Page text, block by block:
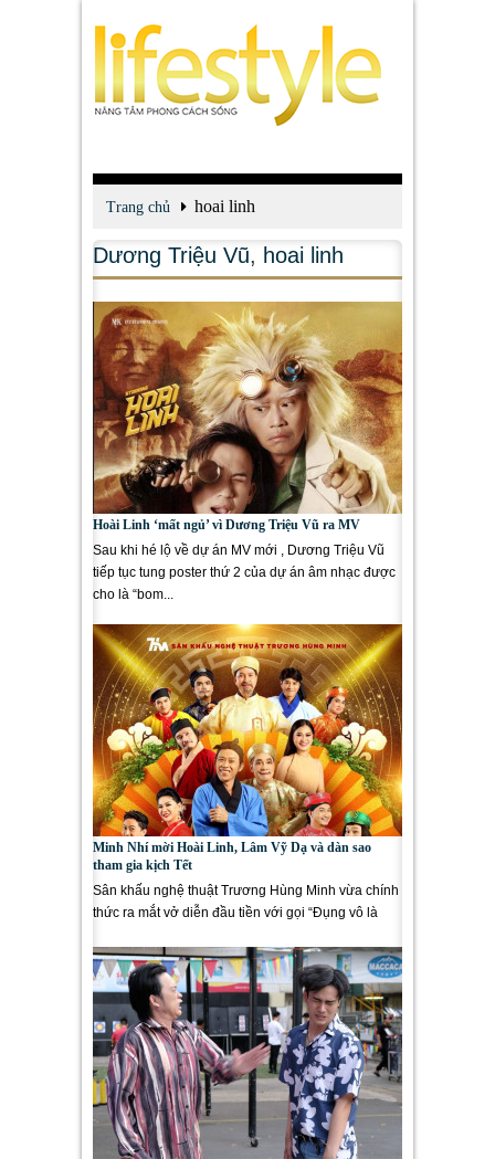
Trang chủ hoai linh
Dương Triệu Vũ, hoai linh
Hoài Linh ‘mất ngủ’ vì Dương Triệu Vũ ra MV
Sau khi hé lộ về dự án MV mới , Dương Triệu Vũ
tiếp tục tung poster thứ 2 của dự án âm nhạc được
cho là “bom...
Minh Nhí mời Hoài Linh, Lâm Vỹ Dạ và dàn sao
tham gia kịch Tết
Sân khấu nghệ thuật Trương Hùng Minh vừa chính
thức ra mắt vở diễn đầu tiền với gọi “Đụng vô là